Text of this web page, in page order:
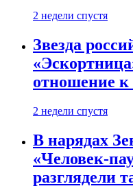
2 недели спустя
Звезда
отношение к
2 недели спустя
В нарядах
«Человек-
разглядели